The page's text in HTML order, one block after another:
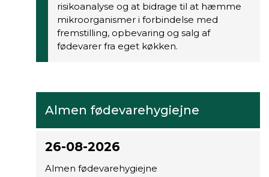
risikoanalyse og at bidrage til at hæmme
mikroorganismer i forbindelse med
fremstilling, opbevaring og salg af
fødevarer fra eget køkken.
Almen fødevarehygiejne
26-08-2026
Almen fødevarehygiejne